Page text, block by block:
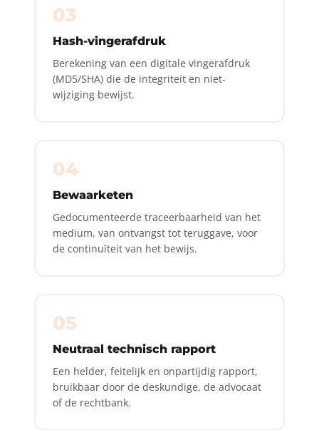
03
Hash-vingerafdruk
Berekening van een digitale vingerafdruk
(MD5/SHA) die de integriteit en niet-
wijziging bewijst.
04
Bewaarketen
Gedocumenteerde traceerbaarheid van het
medium, van ontvangst tot teruggave, voor
de continuïteit van het bewijs.
05
Neutraal technisch rapport
Een helder, feitelijk en onpartijdig rapport,
bruikbaar door de deskundige, de advocaat
of de rechtbank.